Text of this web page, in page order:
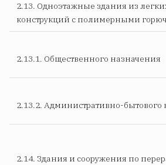
2.13. Одноэтажные здания из
конструкций с полимерными
2.13.1. Общественного назначения
2.13.2. Административно-бытового
2.14. Здания и сооружения по